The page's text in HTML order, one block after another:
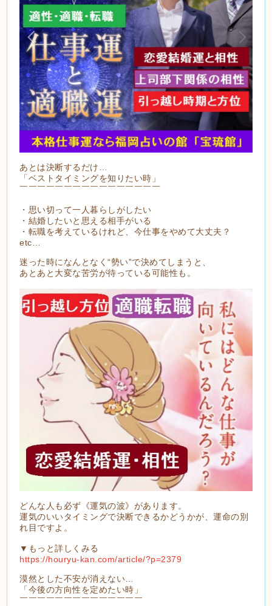
あとは決断するだけ…
「ベストタイミングを知りたい時」
￣￣￣￣￣￣￣￣￣￣￣￣￣￣￣￣
・思い切って一人暮らしがしたい
・結婚したいと思える相手がいる
・転職を考えているけれど、今仕事をやめて大丈夫？
etc…
迷った時になんとなく“勢い”で決めてしまうと、
あとあと大変な苦労が待っている可能性も。
どんな人も必ず《運気の波》があります。
運気のいいタイミングで決断できるかどうかが、運命の別
れ目ですよ。
▼もっと詳しくみる
https://houryu-kan.com/article/?p=2379
漠然とした不安が消えない…
「今後の方向性を定めたい時」
￣￣￣￣￣￣￣￣￣￣￣￣￣￣